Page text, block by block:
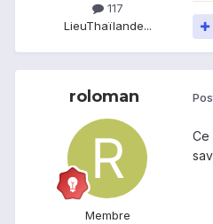
117
LieuThaïlande...
roloman
Membre
Ce